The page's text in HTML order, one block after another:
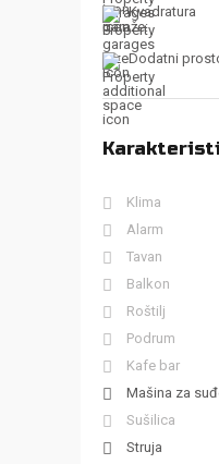
Kvadratura
garaže:
Dodatni
Klima
Alarm
Tavan
Balkon
Roštilj
Podrum
Kafe bar
Mašina za
Sušilica
Struja